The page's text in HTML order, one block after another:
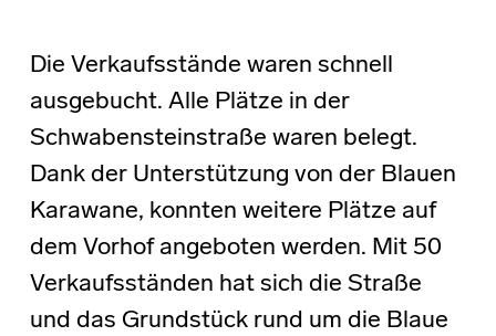
Die Verkaufsstände waren schnell
ausgebucht. Alle Plätze in der
Schwabensteinstraße waren belegt.
Dank der Unterstützung von der Blauen
Karawane, konnten weitere Plätze auf
dem Vorhof angeboten werden. Mit 50
Verkaufsständen hat sich die Straße
und das Grundstück rund um die Blaue